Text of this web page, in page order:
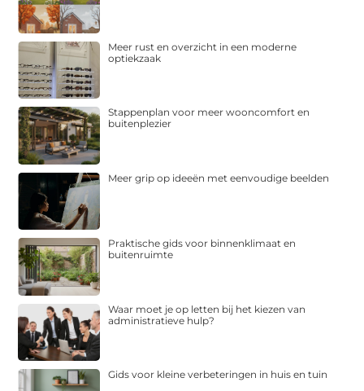
Meer rust en overzicht in een moderne
optiekzaak
Stappenplan voor meer wooncomfort en
buitenplezier
Meer grip op ideeën met eenvoudige beelden
Praktische gids voor binnenklimaat en
buitenruimte
Waar moet je op letten bij het kiezen van
administratieve hulp?
Gids voor kleine verbeteringen in huis en tuin